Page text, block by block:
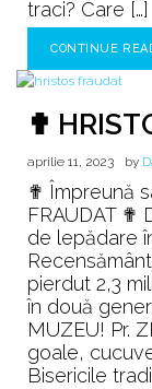
traci? Care […]
CONTINUE
✟
aprilie 11, 2023 by
✟ Împreună
FRAUDAT ✟
de lepădare
pierdut 2,3
în două
MUZEU! Pr.
goale,
Bisericile